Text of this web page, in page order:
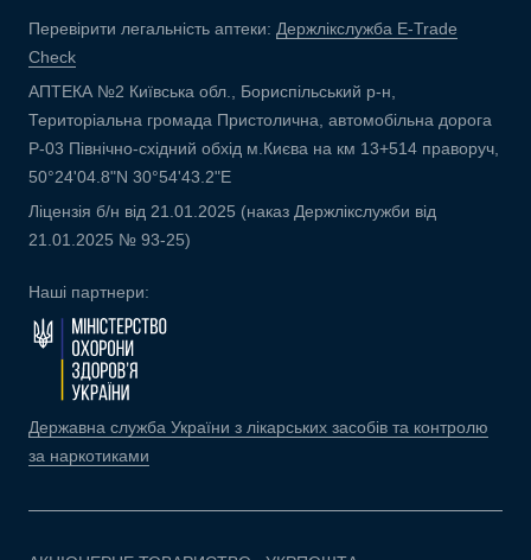
Перевірити легальність аптеки: Держлікслужба E-Trade
Check
АПТЕКА №2 Київська обл., Бориспільський р-н,
Територіальна громада Пристолична, автомобільна дорога
Р-03 Північно-східний обхід м.Києва на км 13+514 праворуч,
50°24'04.8"N 30°54'43.2"E
Ліцензія б/н від 21.01.2025 (наказ Держлікслужби від
21.01.2025 № 93-25)
Наші партнери:
Державна служба України з лікарських засобів та контролю
за наркотиками